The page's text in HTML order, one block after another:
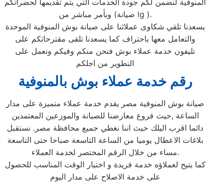
المنوفية لنضمن لكم جودة الخدمات التي يتم تقديمها لحضراتكم
وبأمر مباشر من (صيانة lg ).
يسعدنا تلقي شكاوى عملائنا على صيانة بوش المنوفية الموحدة
والتعامل معها باحتراف كما يسعدنا تلقى مقترحاتكم على
تليفون خدمة عملاء بوش فنحن منكم وفيكم ونعمل على
التطوير من اجلكم
رقم خدمة عملاء بوش بالمنوفية
صيانة بوش المنوفية مصر يقدم خدمة عملاء متميزة على مدار
الساعة ,حيث فروع معارضنا للصيانة والموزعين المعتمدين
دائما اقرب اليلك حيث اننا نغطي جميع محافظة مصر. نستقبل
بلاغات الاعطال يوميا من الساعة التاسعة صباحا حتى التاسعة
مساء من خلال الرقم المختصر لخدمة العملاء.
كما يتيح لعملاؤه خدمة فريدة و اختيار الوقت المناسب للحصول
على خدمة الاصلاح على مدار اليوم